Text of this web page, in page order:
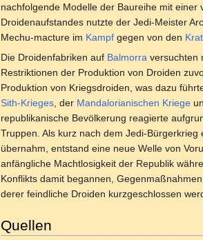
nachfolgende Modelle der Baureihe mit
Droidenaufstandes nutzte der Jedi-Meister
Mechu-macture im Kampf gegen von den
Die Droidenfabriken auf Balmorra versuchten
Restriktionen der Produktion von Droiden
Produktion von Kriegsdroiden, was dazu
Sith-Krieges , der Mandalorianischen Kriege
republikanische Bevölkerung reagierte
Truppen. Als kurz nach dem Jedi-
übernahm, entstand eine neue Welle von
anfängliche Machtlosigkeit der Republik
Konflikts damit begannen,
derer feindliche Droiden kurzgeschlossen
Quellen